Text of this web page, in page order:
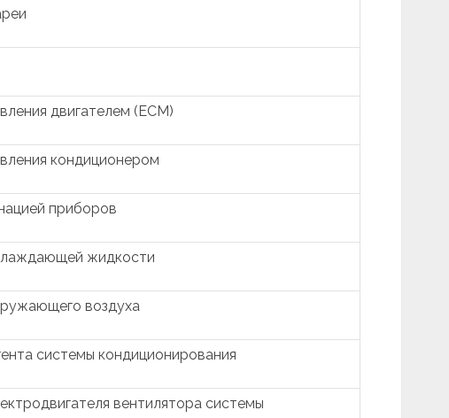
двигателем (ECM)
кондиционером
приборов
жидкости
воздуха
системы кондиционирования
вентилятора системы